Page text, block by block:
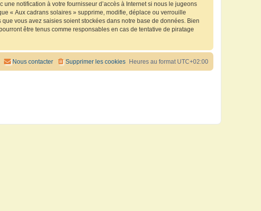
notification à votre fournisseur d’accès à Internet si nous le jugeons
« Aux cadrans solaires » supprime, modifie, déplace ou verrouille
vous avez saisies soient stockées dans notre base de données. Bien
être tenus comme responsables en cas de tentative de piratage
Heures au format UTC+02:00
Supprimer les cookies
Nous contacter